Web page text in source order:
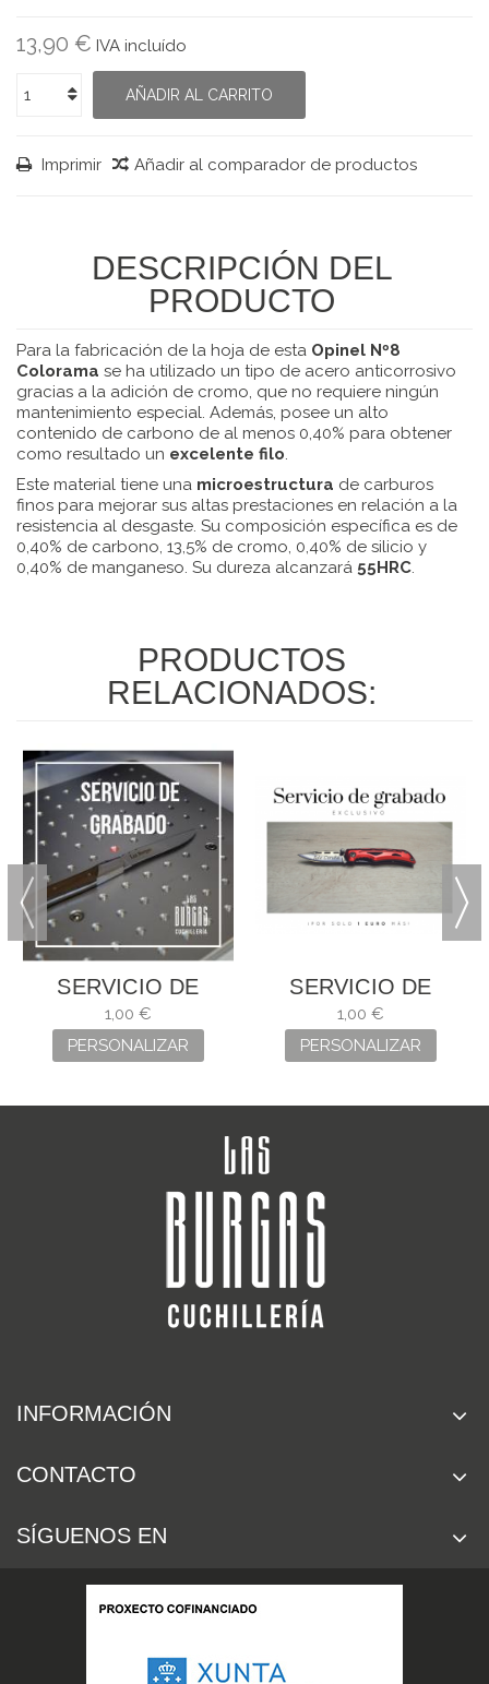
13,90 € IVA incluído
AÑADIR AL CARRITO
Imprimir Añadir al comparador de productos
DESCRIPCIÓN DEL
PRODUCTO
Para la fabricación de la hoja de esta Opinel Nº8
Colorama se ha utilizado un tipo de acero anticorrosivo
gracias a la adición de cromo, que no requiere ningún
mantenimiento especial. Además, posee un alto
contenido de carbono de al menos 0,40% para obtener
como resultado un excelente filo.
Este material tiene una microestructura de carburos
finos para mejorar sus altas prestaciones en relación a la
resistencia al desgaste. Su composición específica es de
0,40% de carbono, 13,5% de cromo, 0,40% de silicio y
0,40% de manganeso. Su dureza alcanzará 55HRC.
PRODUCTOS
RELACIONADOS:
SERVICIO DE
GRABADO
1,00 €
PERSONALIZAR
SERVICIO DE
GRABADO
1,00 €
PERSONALIZAR
INFORMACIÓN
CONTACTO
SÍGUENOS EN